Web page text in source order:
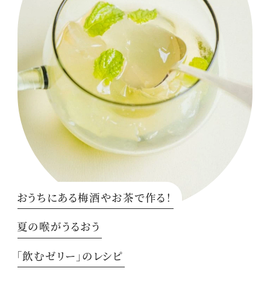
おうちにある梅酒やお茶で作る！
夏の喉がうるおう
「飲むゼリー」のレシピ